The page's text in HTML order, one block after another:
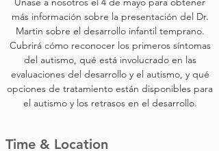
más información sobre la presentación del Dr.
Martin sobre el desarrollo infantil temprano.
Cubrirá cómo reconocer los primeros síntomas
del autismo, qué está involucrado en las
evaluaciones del desarrollo y el autismo, y qué
opciones de tratamiento están disponibles para
el autismo y los retrasos en el desarrollo.
Time & Location